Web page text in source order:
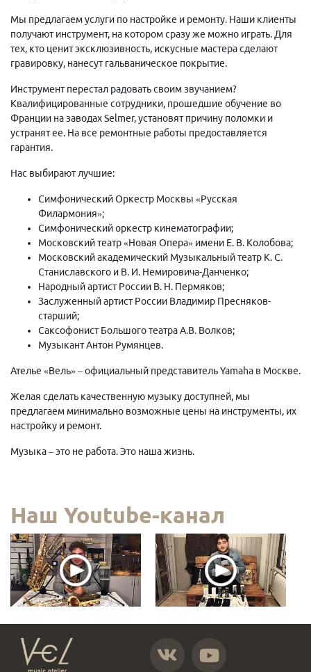
Мы предлагаем услуги по настройке и ремонту. Наши клиенты
получают инструмент, на котором сразу же можно играть. Для
тех, кто ценит эксклюзивность, искусные мастера сделают
гравировку, нанесут гальваническое покрытие.
Инструмент перестал радовать своим звучанием?
Квалифицированные сотрудники, прошедшие обучение во
Франции на заводах Selmer, установят причину поломки и
устранят ее. На все ремонтные работы предоставляется
гарантия.
Нас выбирают лучшие:
Симфонический Оркестр Москвы «Русская
Филармония»;
Симфонический оркестр кинематографии;
Московский театр «Новая Опера» имени Е. В. Колобова;
Московский академический Музыкальный театр К. С.
Станиславского и В. И. Немировича-Данченко;
Народный артист России В. Н. Пермяков;
Заслуженный артист России Владимир Пресняков-
старший;
Саксофонист Большого театра А.В. Волков;
Музыкант Антон Румянцев.
Ателье «Вель» – официальный представитель Yamaha в Москве.
Желая сделать качественную музыку доступней, мы
предлагаем минимально возможные цены на инструменты, их
настройку и ремонт.
Музыка – это не работа. Это наша жизнь.
Наш Youtube-канал